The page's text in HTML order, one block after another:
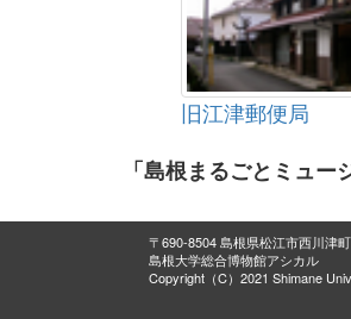
旧江津郵便局
「島根まるごとミュ
〒690-8504 島根県松江市西川津
島根大学総合博物館アシカル
Copyright（C）2021 Shimane